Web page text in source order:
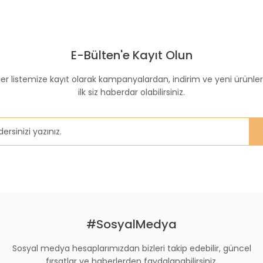
E-Bülten'e Kayıt Olun
listemize kayıt olarak kampanyalardan, indirim ve yeni
ilk siz haberdar olabilirsiniz.
#SosyalMedya
Sosyal medya hesaplarımızdan bizleri takip edebilir, güncel